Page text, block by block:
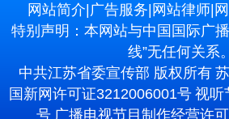
网站简介| 广告服务| 网站律师|
特别声明：本网站与中国国际广
线”无任何关系。
中共江苏省委宣传部 版权所有
国新网许可证3212006001号 视听
号 广播电视节目制作经营许